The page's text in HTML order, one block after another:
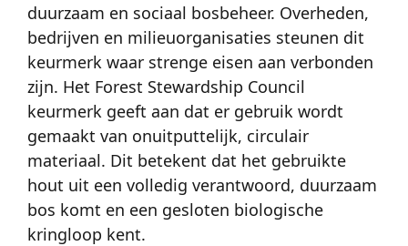
duurzaam en sociaal bosbeheer. Overheden,
bedrijven en milieuorganisaties steunen dit
keurmerk waar strenge eisen aan verbonden
zijn. Het Forest Stewardship Council
keurmerk geeft aan dat er gebruik wordt
gemaakt van onuitputtelijk, circulair
materiaal. Dit betekent dat het gebruikte
hout uit een volledig verantwoord, duurzaam
bos komt en een gesloten biologische
kringloop kent.